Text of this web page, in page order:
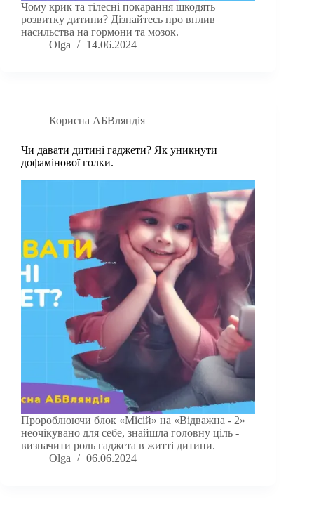
Чому крик та тілесні покарання шкодять
розвитку дитини? Дізнайтесь про вплив
насильства на гормони та мозок.
Olga
14.06.2024
Корисна АБВляндія
Чи давати дитині гаджети? Як уникнути
дофамінової голки.
Пророблюючи блок «Місій» на «Відважна - 2»
неочікувано для себе, знайшла головну ціль -
визначити роль гаджета в житті дитини.
Olga
06.06.2024